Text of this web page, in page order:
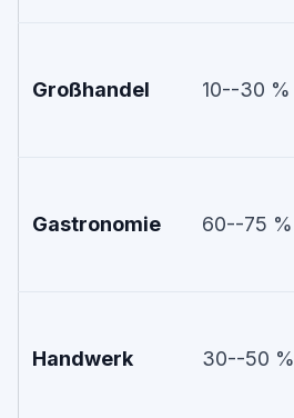
Großhandel 10--30 %
Gastronomie 60--75 %
Handwerk 30--50 %